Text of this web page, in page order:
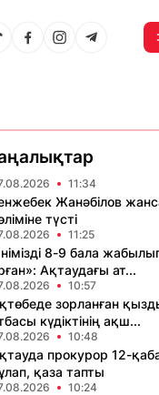
11:34
Жанәбілов
түсті
11:25
8-9 бала
Ақтаудағы ат...
10:57
зорланған
күдіктінің ақш...
10:48
прокурор 12-
қаза тапты
10:24